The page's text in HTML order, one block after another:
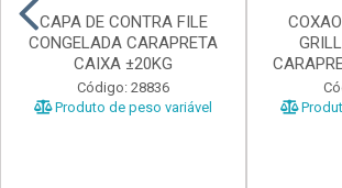
CAPA DE CONTRA FILE
CONGELADA CARAPRETA
CAIXA ±20KG
Código: 28836
Produto de peso variável